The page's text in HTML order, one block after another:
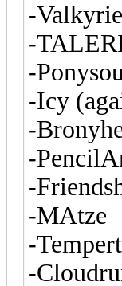
-Valkyrie
-
-
-Icy
-
-
-
-MAtze
-
-